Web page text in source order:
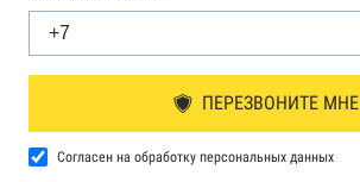
ПЕРЕЗВОНИТЕ МНЕ
Согласен на обработку персональных данных